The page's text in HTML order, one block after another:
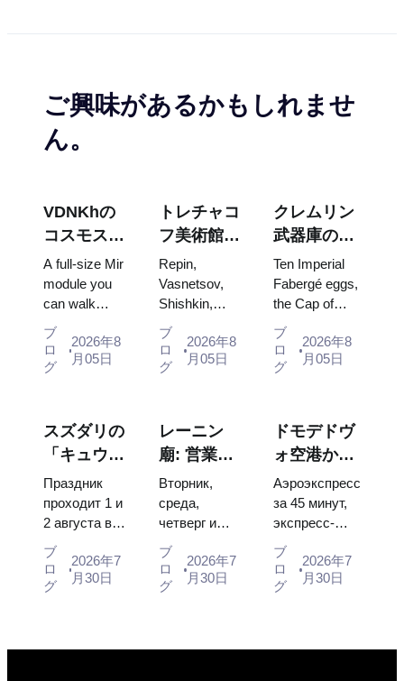
ご興味があるかもしれませ
ん。
VDNKhの
コスモス・
パビリオ
ン：ロシア
最大の宇宙
博覧会内部
A full-size Mir
module you
can walk
through, the
Energia–
Buran model,
capsules and
120 pieces of
flight...
ブ
ロ
グ
2026年8
月05日
トレチャコ
フ美術館の
傑作：計画
を立てる価
値のある絵
画
Repin,
Vasnetsov,
Shishkin,
Vrubel, Serov
and Surikov
— the works
they hang,
and why
booking the...
ブ
ロ
グ
2026年8
月05日
クレムリン
武器庫の
宝：ファベ
ルジェの
卵、玉座、
戴冠式の衣
装
Ten Imperial
Fabergé eggs,
the Cap of
Monomakh,
the double
throne of two
dress of
Catherine...
ブ
ロ
グ
2026年8
月05日
スズダリの
「キュウリ
の日」
2026：チケ
ット、日
程、モスク
ワからのア
クセス方法
Праздник
проходит 1 и
2 августа в
Музее
деревянного
зодчества.
ブ
ロ
グ
2026年7
月30日
レーニン
廟: 営業時
間、入場方
法、そして
クレムリン
との混同に
ついての主
な混乱点
Вторник,
среда,
четверг и
суббота с
10:00 до
13:00, вход
ブ
ロ
グ
2026年7
月30日
ドモデドヴ
ォ空港から
モスクワ市
内へ：エア
ポートエク
スプレス、
バス、また
は電車
Аэроэкспресс
за 45 минут,
экспресс-
автобус за
450 рублей,
социальный
ブ
ロ
グ
2026年7
月30日